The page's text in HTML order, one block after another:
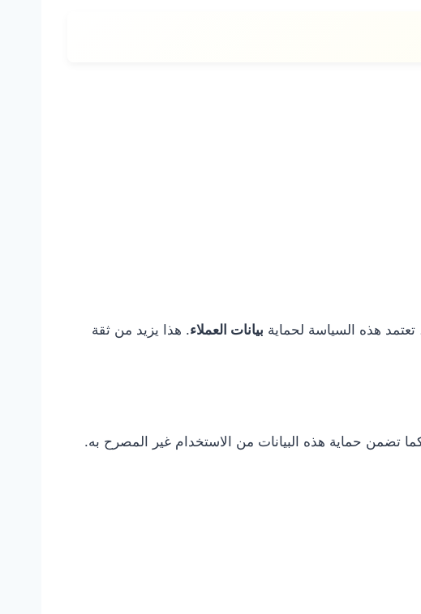
تعتمد هذه السياسة لحماية بيانات العملاء. هذا يزيد من ثقة
تضمن حماية هذه البيانات من الاستخدام غير المصرح به.